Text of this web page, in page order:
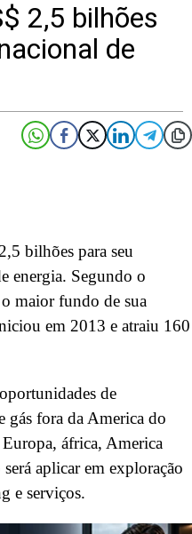
2,5 bilhões
de
bilhões para seu
energia. Segundo o
maior fundo de sua
em 2013 e atraiu 160
de
gás fora da America do
áfrica, America
aplicar em exploração
e serviços.